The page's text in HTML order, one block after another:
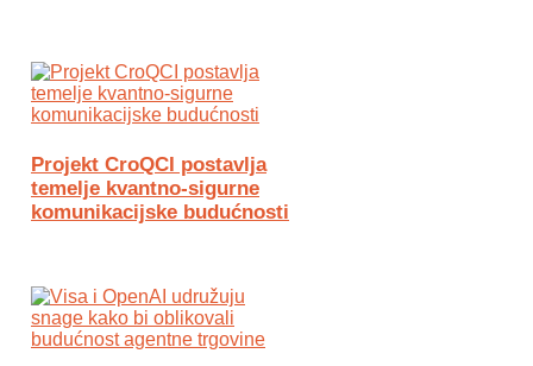
Projekt CroQCI postavlja
temelje kvantno-sigurne
komunikacijske budućnosti